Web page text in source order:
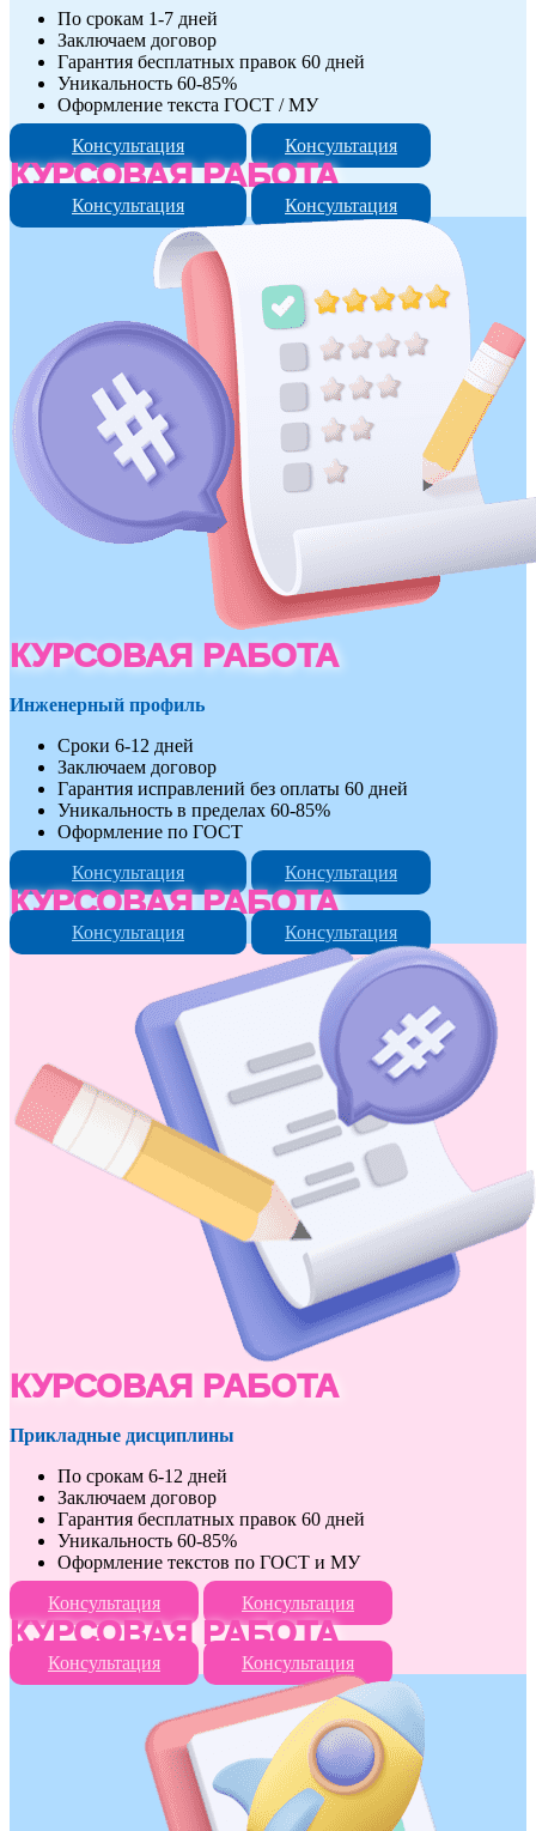
По срокам 1-7 дней
Заключаем договор
Гарантия бесплатных правок 60 дней
Уникальность 60-85%
Оформление текста ГОСТ / МУ
Консультация
Консультация
КУРСОВАЯ РАБОТА
Консультация Консультация
КУРСОВАЯ РАБОТА
Инженерный профиль
Сроки 6-12 дней
Заключаем договор
Гарантия исправлений без оплаты 60 дней
Уникальность в пределах 60-85%
Оформление по ГОСТ
Консультация
Консультация
КУРСОВАЯ РАБОТА
Консультация Консультация
КУРСОВАЯ РАБОТА
Прикладные дисциплины
По срокам 6-12 дней
Заключаем договор
Гарантия бесплатных правок 60 дней
Уникальность 60-85%
Оформление текстов по ГОСТ и МУ
Консультация
Консультация
КУРСОВАЯ РАБОТА
Консультация Консультация